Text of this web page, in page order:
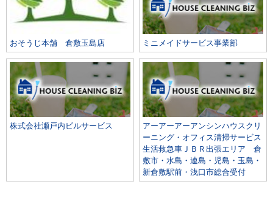
おそうじ本舗 倉敷玉島店 ミニメイドサービス事業部
株式会社瀬戸内ビルサービス
アーアーアーアンシンハウスクリ
ーニング・オフィス清掃サービス
生活救急車ＪＢＲ出張エリア 倉
敷市・水島・連島・児島・玉島・
新倉敷駅前・浅口市総合受付